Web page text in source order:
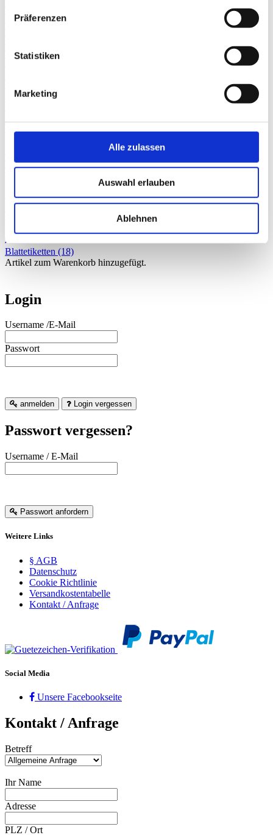
Präferenzen
Statistiken
Marketing
Alle zulassen
Auswahl erlauben
Ablehnen
Tee-Etiketten(79)
Gefahrensymbole
Verpackung mit Apothekenlogo(7)
(27)
Tischspendegeräte(3)
Standardetiketten(41)
Drucksachen/Sonstiges
Blattetiketten (18)
Artikel zum Warenkorb hinzugefügt.
Login
Username /E-Mail
Passwort
anmelden Login vergessen
Passwort vergessen?
Username / E-Mail
Passwort anfordern
Weitere Links
§ AGB
Datenschutz
Cookie Richtlinie
Versandkostentabelle
Kontakt / Anfrage
Social Media
Unsere Facebookseite
Kontakt / Anfrage
Betreff
Ihr Name
Adresse
PLZ /Ort